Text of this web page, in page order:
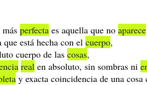
más perfecta es aquella que no aparece
está hecha con el cuerpo,
cuerpo de las cosas,
real en absoluto, sin sombras ni
y exacta coincidencia de una cosa